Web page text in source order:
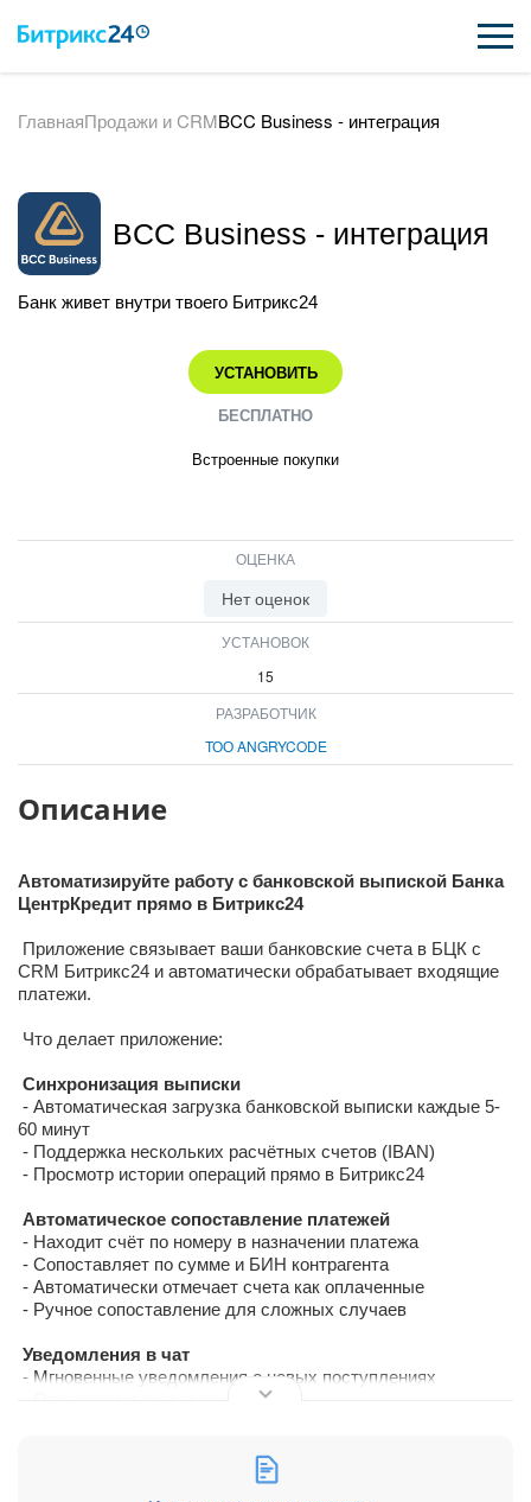
ВОЗМОЖНОСТИ
ИНТЕГРАЦИИ
ВХОД
ГлавнаяПродажи и CRMBCC Business - интеграция
BCC Business - интеграция
Банк живет внутри твоего Битрикс24
УСТАНОВИТЬ
БЕСПЛАТНО
Встроенные покупки
ОЦЕНКА
Нет оценок
УСТАНОВОК
15
РАЗРАБОТЧИК
ТОО ANGRYCODE
Описание
Автоматизируйте работу с банковской выпиской Банка
ЦентрКредит прямо в Битрикс24
Приложение связывает ваши банковские счета в БЦК с
CRM Битрикс24 и автоматически обрабатывает входящие
платежи.
Что делает приложение:
Синхронизация выписки
- Автоматическая загрузка банковской выписки каждые 5-
60 минут
- Поддержка нескольких расчётных счетов (IBAN)
- Просмотр истории операций прямо в Битрикс24
Автоматическое сопоставление платежей
- Находит счёт по номеру в назначении платежа
- Сопоставляет по сумме и БИН контрагента
- Автоматически отмечает счета как оплаченные
- Ручное сопоставление для сложных случаев
Уведомления в чат
- Мгновенные уведомления о новых поступлениях
- Оповещения о крупных платежах
- Робот для бизнес-процессов — создание платежей из